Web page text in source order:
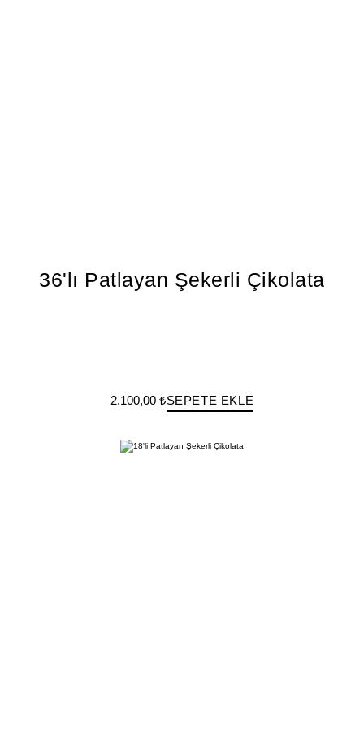
36'lı Patlayan Şekerli Çikolata
2.100,00 ₺SEPETE EKLE